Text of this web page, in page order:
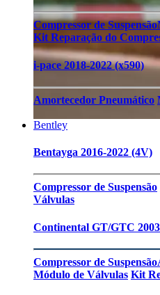
Compressor de Suspensão
Kit Reparação do
i-pace 2018-2022 (x590)
Amortecedor Pneumático
Bentley
Bentayga 2016-2022 (4V)
Compressor de Suspensão
Válvulas
Continental GT/GTC
Compressor de Suspensão
Módulo de Válvulas Kit